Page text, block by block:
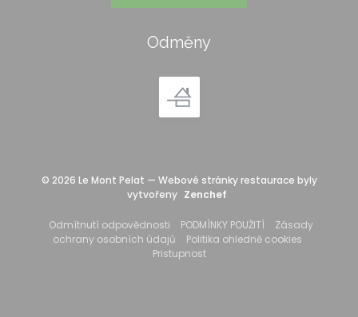
Odměny
© 2026 Le Mont Pelat — Webové stránky restaurace byly
vytvořeny Zenchef
Odmítnutí odpovědnosti ((otevře se v novém okně))
PODMÍNKY POUŽITÍ ((otevře se v
Zásady
ochrany osobních údajů((otevře se v novém okně))
Politika ohledně cookies((otevře se
Pristupnost((otevře se v novém okně))